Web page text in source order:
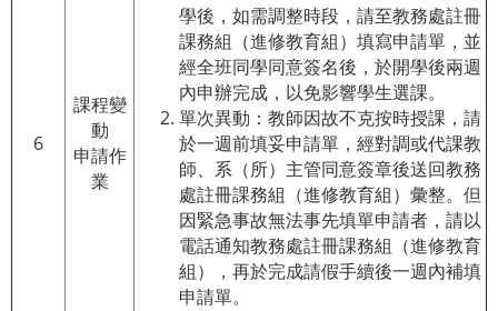
6
課程變
動
申請作
業
學後，如需調整時段，請至教務處註冊
課務組（進修教育組）填寫申請單，並
經全班同學同意簽名後，於開學後兩週
內申辦完成，以免影響學生選課。
單次異動：教師因故不克按時授課，請
於一週前填妥申請單，經對調或代課教
師、系（所）主管同意簽章後送回教務
處註冊課務組（進修教育組）彙整。但
因緊急事故無法事先填單申請者，請以
電話通知教務處註冊課務組（進修教育
組），再於完成請假手續後一週內補填
申請單。